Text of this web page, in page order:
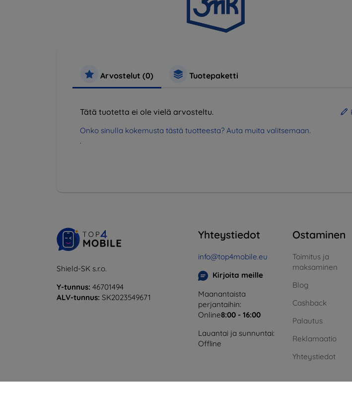
Arvostelut (0) Tuotepaketti
Tätä tuotetta ei ole vielä arvosteltu.
Onko sinulla kokemusta tästä tuotteesta? Auta muita valitsemaan.
.
Shield-SK s.r.o.
Y-tunnus: 46701494
ALV-tunnus: SK2023549671
Yhteystiedot
info@top4mobile.eu
Kirjoita meille
Maanantaista
perjantaihin:
Online8:00 - 16:00
Lauantai ja sunnuntai:
Offline
Ostaminen
Toimitus ja
maksaminen
Blog
Cashback
Palautus
Reklamaatio
Yhteystiedot